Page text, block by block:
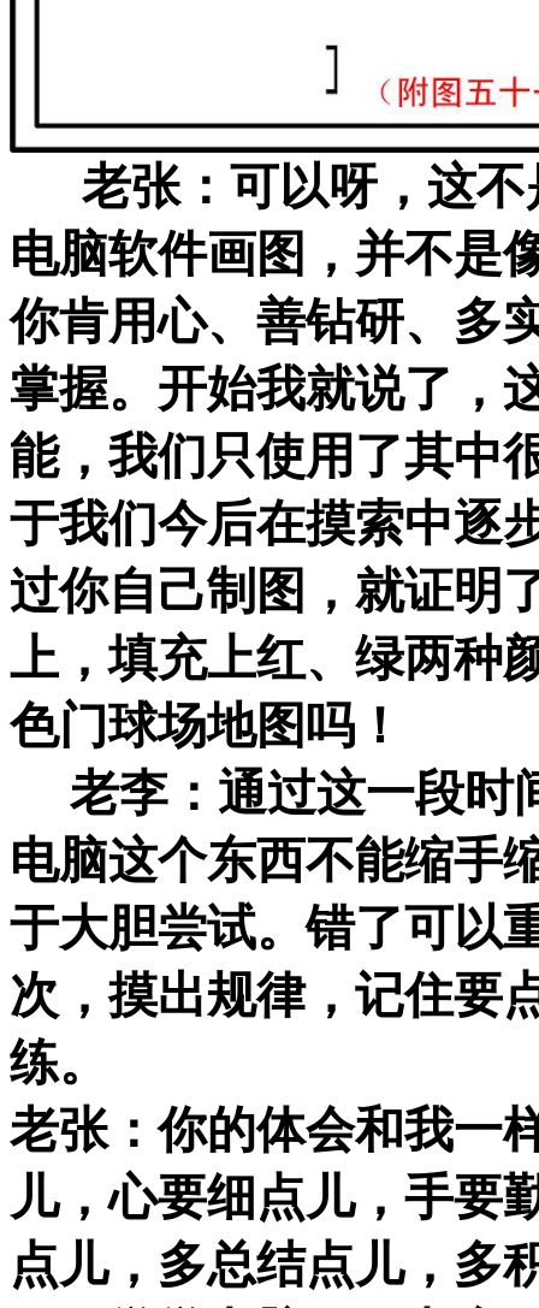
老张：可以呀，这
电脑软件画图，并不是
你肯用心、善钻研、多
掌握。开始我就说了，
能，我们只使用了其中
于我们今后在摸索中逐
过你自己制图，就证明
上，填充上红、绿两种
色门球场地图吗！
老李：通过这一段时
电脑这个东西不能缩手
于大胆尝试。错了可以
次，摸出规律，记住要
练。
老张：你的体会和我一
儿，心要细点儿，手要
点儿，多总结点儿，多